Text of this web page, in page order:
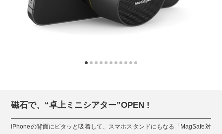
磁石で、“卓上ミニシアター”OPEN !
iPhoneの背面にピタッと吸着して、スマホスタンドにもなる「MagSafe対